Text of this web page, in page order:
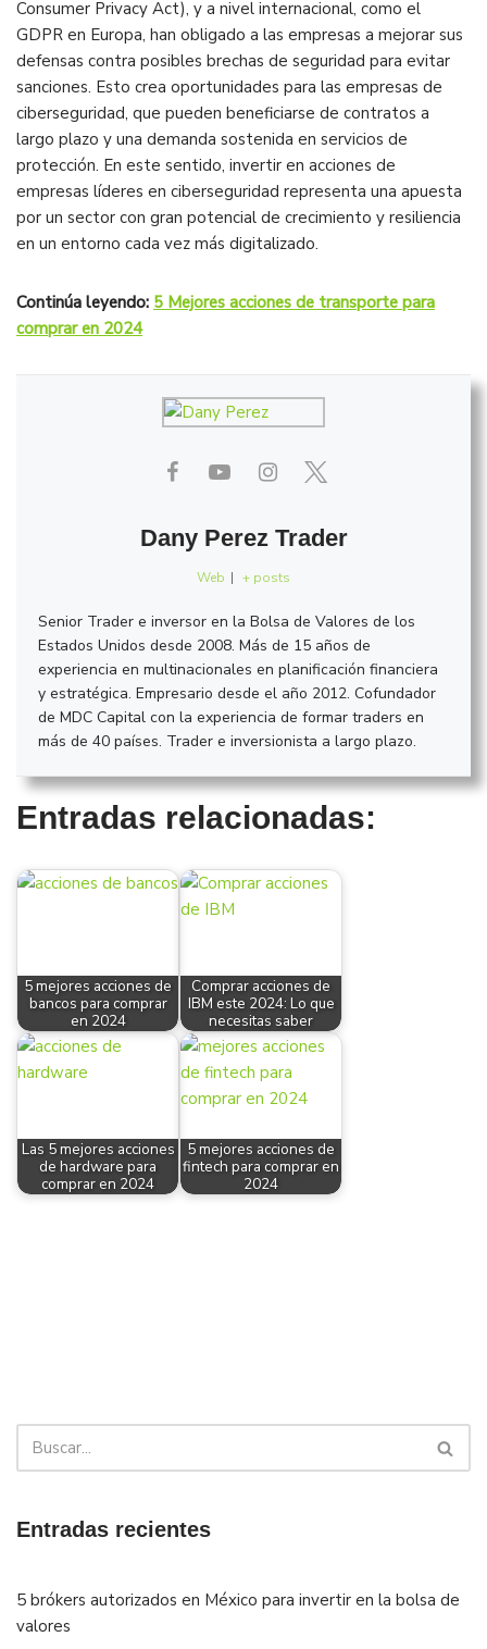
Consumer Privacy Act), y a nivel internacional, como el
GDPR en Europa, han obligado a las empresas a mejorar sus
defensas contra posibles brechas de seguridad para evitar
sanciones. Esto crea oportunidades para las empresas de
ciberseguridad, que pueden beneficiarse de contratos a
largo plazo y una demanda sostenida en servicios de
protección. En este sentido, invertir en acciones de
empresas líderes en ciberseguridad representa una apuesta
por un sector con gran potencial de crecimiento y resiliencia
en un entorno cada vez más digitalizado​.
Continúa leyendo: 5 Mejores acciones de transporte para
comprar en 2024
Dany Perez Trader
Web | + posts
Senior Trader e inversor en la Bolsa de Valores de los
Estados Unidos desde 2008. Más de 15 años de
experiencia en multinacionales en planificación financiera
y estratégica. Empresario desde el año 2012. Cofundador
de MDC Capital con la experiencia de formar traders en
más de 40 países. Trader e inversionista a largo plazo.
Entradas relacionadas:
5 mejores acciones de
bancos para comprar
en 2024
Comprar acciones de
IBM este 2024: Lo que
necesitas saber
Las 5 mejores acciones
de hardware para
comprar en 2024
5 mejores acciones de
fintech para comprar en
2024
Entradas recientes
5 brókers autorizados en México para invertir en la bolsa de
valores